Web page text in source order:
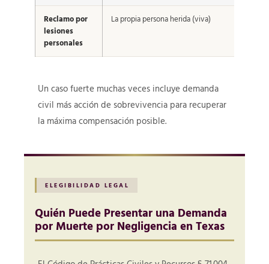
Reclamo por
lesiones
personales
La propia persona herida (viva)
Un caso fuerte muchas veces incluye demanda
civil más acción de sobrevivencia para recuperar
la máxima compensación posible.
ELEGIBILIDAD LEGAL
Quién Puede Presentar una Demanda
por Muerte por Negligencia en Texas